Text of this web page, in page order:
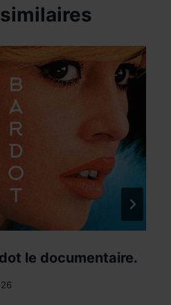
le documentaire.